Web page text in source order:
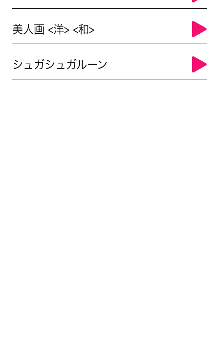
美人画 <洋> <和>
シュガシュガルーン